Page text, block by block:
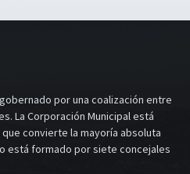
por una coalización entre
La Corporación Municipal está
convierte la mayoría absoluta
está formado por siete concejales